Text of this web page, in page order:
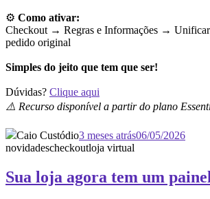
⚙️ Como ativar:
Checkout → Regras e Informações →
pedido original
Simples do jeito que tem que ser!
Dúvidas? Clique aqui
⚠️ Recurso disponível a partir do plano
Caio Custódio3 meses atrás06/05/2026
novidadescheckoutloja virtual
Sua loja agora tem um